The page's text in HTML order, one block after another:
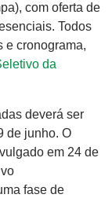
com oferta de
Todos
e cronograma,
da
deverá ser
de junho. O
em 24 de
fase de